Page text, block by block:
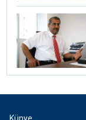
Künye